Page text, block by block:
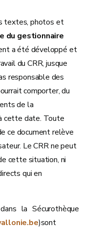
textes, photos et
du gestionnaire
a été développé et
du CRR, jusque
responsable des
comporter, du
de la
cette date. Toute
ce document relève
Le CRR ne peut
cette situation, ni
qui en
la Sécurothèque
)sont